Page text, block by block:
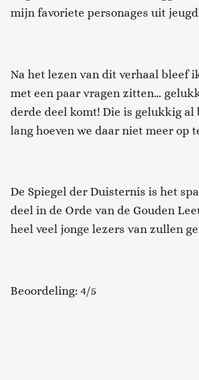
mijn favoriete personages uit
Na het lezen van dit verhaal bleef
met een paar vragen zitten…
derde deel komt! Die is gelukkig al
lang hoeven we daar niet meer op
De Spiegel der Duisternis is het
deel in de Orde van de Gouden
heel veel jonge lezers van zullen
Beoordeling: 4/5